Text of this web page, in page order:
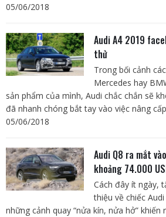
05/06/2018
Audi A4 2019
thử
Trong bối cảnh
Mercedes hay
sản phẩm của mình, Audi chắc chắn sẽ
đã nhanh chóng bắt tay vào việc nâng
05/06/2018
Audi Q8 ra mắt
khoảng 74.000
Cách đây ít ngày,
thiệu về chiếc
những cảnh quay “nửa kín, nửa hở” khiến